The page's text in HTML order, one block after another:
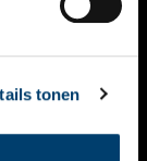
tonen